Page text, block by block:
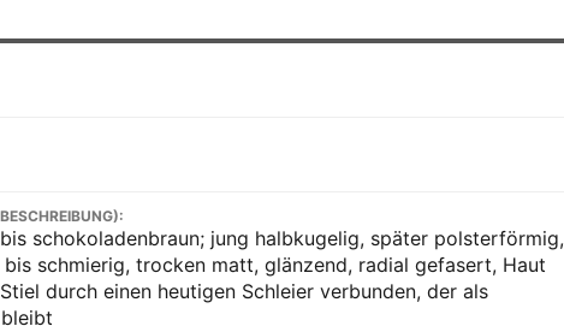
schokoladenbraun; jung halbkugelig, später polsterförmig,
schmierig, trocken matt, glänzend, radial gefasert, Haut
durch einen heutigen Schleier verbunden, der als